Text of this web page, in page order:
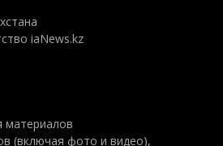
iaNews.kz
материалов
(включая фото и видео),